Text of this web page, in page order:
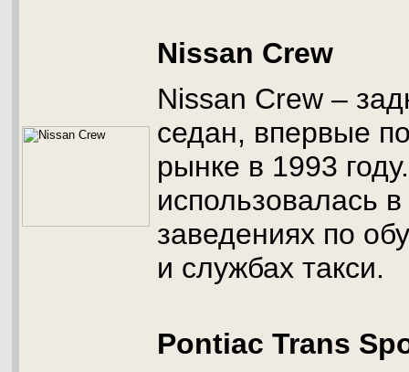
Nissan Crew
Nissan Crew –
седан, впервые
рынке в 1993
использовалась
заведениях по
и службах такси.
Pontiac Trans